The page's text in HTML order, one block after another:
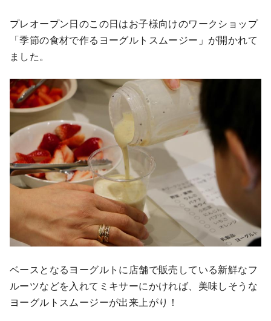
プレオープン日のこの日はお子様向けのワークショップ
「季節の食材で作るヨーグルトスムージー」が開かれて
ました。
ベースとなるヨーグルトに店舗で販売している新鮮なフ
ルーツなどを入れてミキサーにかければ、美味しそうな
ヨーグルトスムージーが出来上がり！